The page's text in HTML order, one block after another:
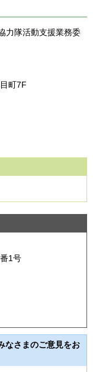
力隊活動支援業務委
町7F
1号
なさまのご意見をお